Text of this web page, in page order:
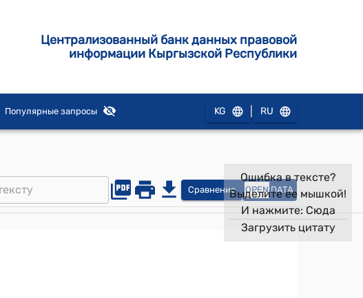
Централизованный банк данных правовой
информации Кыргызской Республики
Популярные запросы KG RU
Сравнение OPEN DATA
Ошибка в тексте?
Выделите ее мышкой!
И нажмите: Сюда
Загрузить цитату